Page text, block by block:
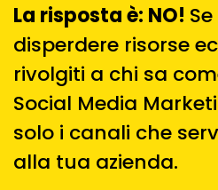
La risposta è: NO!
disperdere risorse
rivolgiti a chi sa
Social Media
solo i canali che
alla tua azienda.